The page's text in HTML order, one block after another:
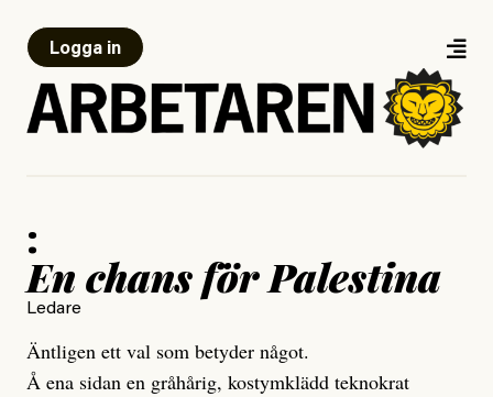
Logga in
:
En chans för Palestina
Ledare
Äntligen ett val som betyder något.
Å ena sidan en gråhårig, kostymklädd teknokrat